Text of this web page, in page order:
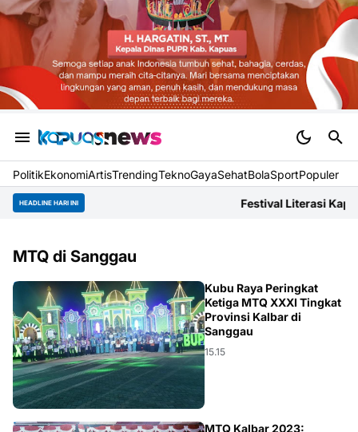
PolitikEkonomiArtisTrendingTeknoGayaSehatBolaSportPopuler
HEADLINE HARI INI Festival Literasi Kapuas
MTQ di Sanggau
KALBAR
Kubu Raya Peringkat
Ketiga MTQ XXXI Tingkat
Provinsi Kalbar di
Sanggau
15.15
MTQ Kalbar 2023: